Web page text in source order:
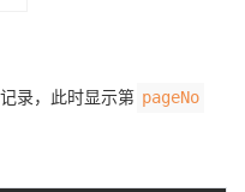
录，此时显示第 pageNo